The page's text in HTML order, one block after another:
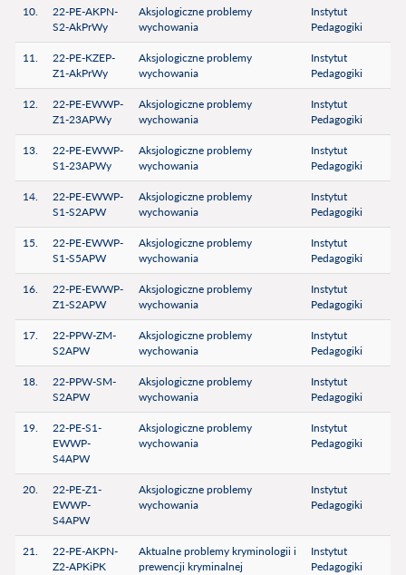
10.
22-PE-AKPN-
S2-AkPrWy
Aksjologiczne problemy
wychowania
Instytut
Pedagogiki
11.
22-PE-KZEP-
Z1-AkPrWy
Aksjologiczne problemy
wychowania
Instytut
Pedagogiki
12.
22-PE-EWWP-
Z1-23APWy
Aksjologiczne problemy
wychowania
Instytut
Pedagogiki
13.
22-PE-EWWP-
S1-23APWy
Aksjologiczne problemy
wychowania
Instytut
Pedagogiki
14.
22-PE-EWWP-
S1-S2APW
Aksjologiczne problemy
wychowania
Instytut
Pedagogiki
15.
22-PE-EWWP-
S1-S5APW
Aksjologiczne problemy
wychowania
Instytut
Pedagogiki
16.
22-PE-EWWP-
Z1-S2APW
Aksjologiczne problemy
wychowania
Instytut
Pedagogiki
17.
22-PPW-ZM-
S2APW
Aksjologiczne problemy
wychowania
Instytut
Pedagogiki
18.
22-PPW-SM-
S2APW
Aksjologiczne problemy
wychowania
Instytut
Pedagogiki
19.
22-PE-S1-
EWWP-
S4APW
Aksjologiczne problemy
wychowania
Instytut
Pedagogiki
20.
22-PE-Z1-
EWWP-
S4APW
Aksjologiczne problemy
wychowania
Instytut
Pedagogiki
21.
22-PE-AKPN-
Z2-APKiPK
Aktualne problemy kryminologii i
prewencji kryminalnej
Instytut
Pedagogiki